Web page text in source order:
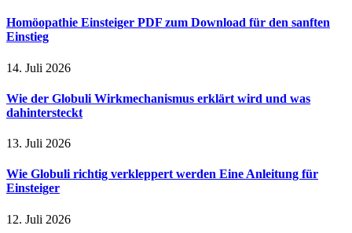
Homöopathie Einsteiger PDF zum Download für den sanften
Einstieg
14. Juli 2026
Wie der Globuli Wirkmechanismus erklärt wird und was
dahintersteckt
13. Juli 2026
Wie Globuli richtig verkleppert werden Eine Anleitung für
Einsteiger
12. Juli 2026